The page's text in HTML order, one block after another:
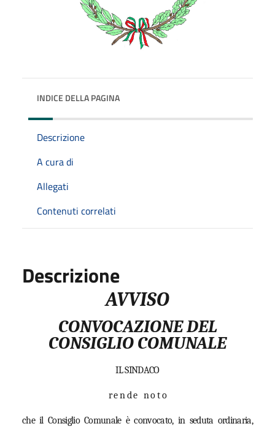
INDICE DELLA PAGINA
Descrizione
A cura di
Allegati
Contenuti correlati
Descrizione
AVVISO
CONVOCAZIONE DEL
CONSIGLIO COMUNALE
IL SINDACO
r e n d e n o t o
che il Consiglio Comunale è convocato, in seduta ordinaria,